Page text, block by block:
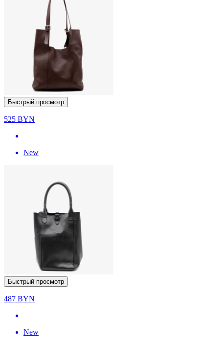
Быстрый просмотр
525 BYN
New
Быстрый просмотр
487 BYN
New